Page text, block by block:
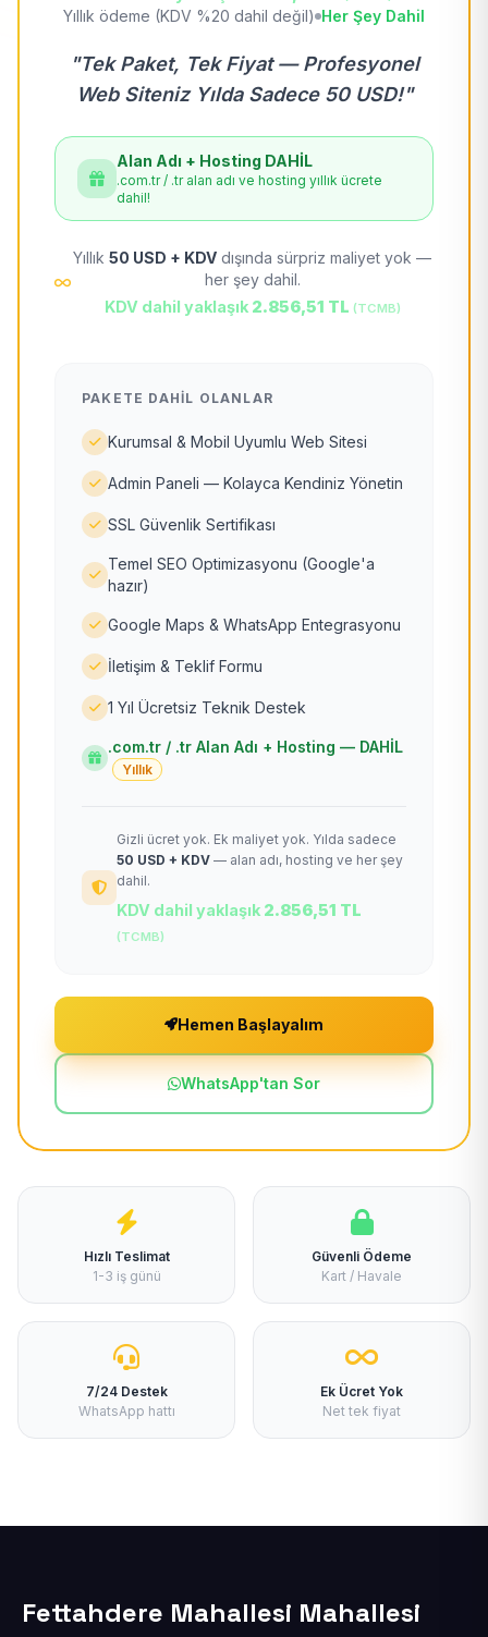
Yıllık ödeme (KDV %20 dahil değil) Her Şey Dahil
"Tek Paket, Tek Fiyat — Profesyonel
Web Siteniz Yılda Sadece 50 USD!"
Alan Adı + Hosting DAHİL
.com.tr / .tr alan adı ve hosting yıllık ücrete
dahil!
Yıllık 50 USD + KDV dışında sürpriz maliyet yok —
her şey dahil.
KDV dahil yaklaşık 2.856,51 TL (TCMB)
PAKETE DAHIL OLANLAR
Kurumsal & Mobil Uyumlu Web Sitesi
Admin Paneli — Kolayca Kendiniz Yönetin
SSL Güvenlik Sertifikası
Temel SEO Optimizasyonu (Google'a
hazır)
Google Maps & WhatsApp Entegrasyonu
İletişim & Teklif Formu
1 Yıl Ücretsiz Teknik Destek
.com.tr / .tr Alan Adı + Hosting — DAHİL
Yıllık
Gizli ücret yok. Ek maliyet yok. Yılda sadece
50 USD + KDV — alan adı, hosting ve her şey
dahil.
KDV dahil yaklaşık 2.856,51 TL
(TCMB)
Hemen Başlayalım
WhatsApp'tan Sor
Hızlı Teslimat
1-3 iş günü
Güvenli Ödeme
Kart / Havale
7/24 Destek
WhatsApp hattı
Ek Ücret Yok
Net tek fiyat
Fettahdere Mahallesi Mahallesi